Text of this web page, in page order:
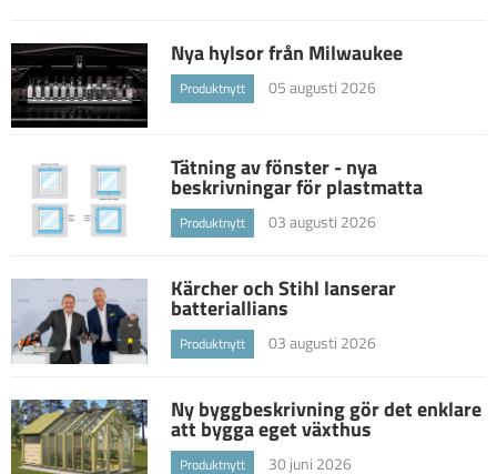
Nya hylsor från Milwaukee
Produktnytt 05 augusti 2026
Tätning av fönster - nya
beskrivningar för plastmatta
Produktnytt 03 augusti 2026
Kärcher och Stihl lanserar
batteriallians
Produktnytt 03 augusti 2026
Ny byggbeskrivning gör det enklare
att bygga eget växthus
Produktnytt 30 juni 2026